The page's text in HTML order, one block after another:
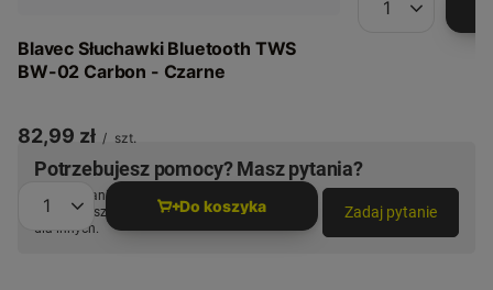
Blavec Słuchawki Bluetooth TWS
BW-02 Carbon - Czarne
82,99 zł / szt.
Ilość produktów Do koszyka
Ilość
Potrzebujesz pomocy? Masz pytania?
Zadaj pytanie a my odpowiemy niezwłocznie,
najciekawsze pytania i odpowiedzi publikując
dla innych.
Zadaj pytanie